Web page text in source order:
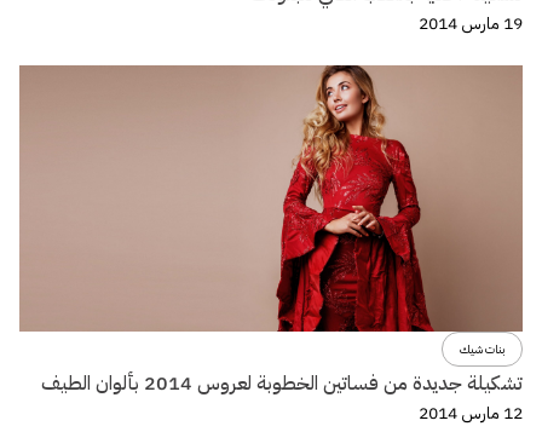
19 مارس 2014
بنات شيك
تشكيلة جديدة من فساتين الخطوبة لعروس 2014 بألوان الطيف
12 مارس 2014